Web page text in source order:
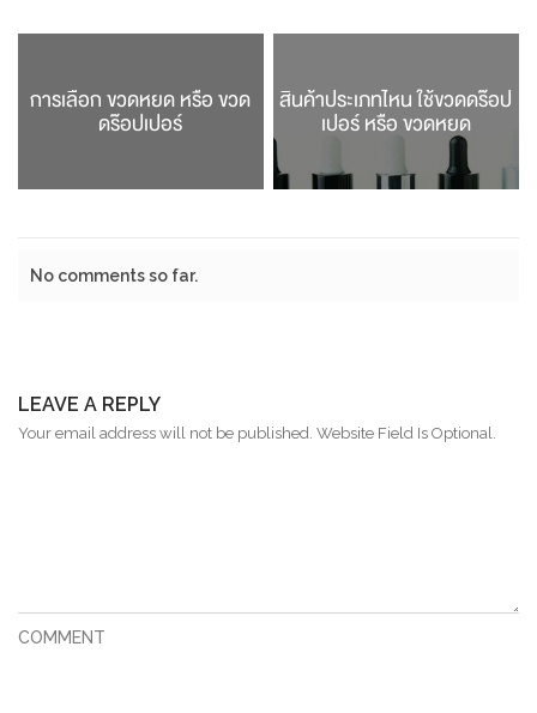
สินค้าประเภทไหน ใช้ขวดดร๊อป
เปอร์ หรือ ขวดหยด
การเลือก ขวดหยด หรือ ขวด
ดร๊อปเปอร์
No comments so far.
LEAVE A REPLY
Your email address will not be published. Website Field Is Optional.
COMMENT